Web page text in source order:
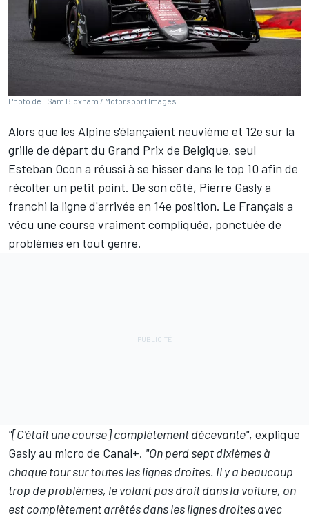
Photo de : Sam Bloxham / Motorsport Images
Alors que les Alpine s'élançaient neuvième et 12e sur la
grille de départ du Grand Prix de Belgique, seul
Esteban Ocon a réussi à se hisser dans le top 10 afin de
récolter un petit point. De son côté, Pierre Gaslya
franchi la ligne d'arrivée en 14e position. Le Français a
vécu une course vraiment compliquée, ponctuée de
problèmes en tout genre.
"[C'était une course] complètement décevante", explique
Gasly au micro de Canal+. "On perd sept dixièmes à
chaque tour sur toutes les lignes droites. Il y a beaucoup
trop de problèmes, le volant pas droit dans la voiture, on
est complètement arrêtés dans les lignes droites avec